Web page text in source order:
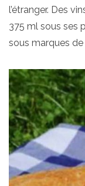
l’étranger. Des
375 ml sous ses
sous marques